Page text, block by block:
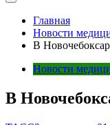
Главная
Новости
В
Новости
В